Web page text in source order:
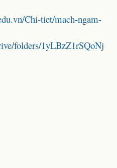
Chi-tiet/mach-ngam-
folders/1yLBzZ1rSQoNj